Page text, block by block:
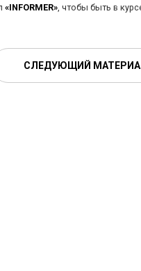
«INFORMER», чтобы быть в
СЛЕДУЮЩИЙ